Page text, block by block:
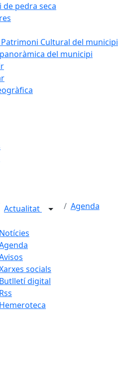
pedra seca
Cultural del municipi
del municipi
Actualitat Agenda
Notícies
socials
Butlletí digital
Rss
Hemeroteca